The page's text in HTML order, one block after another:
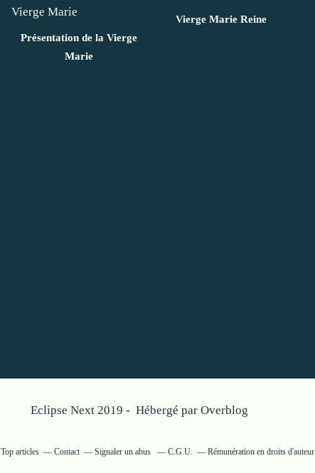
Présentation de la Vierge
Marie
Vierge Marie Reine
Eclipse Next 2019 - Hébergé par Overblog
Top articles Contact Signaler un abus C.G.U. Rémunération en droits d'auteur